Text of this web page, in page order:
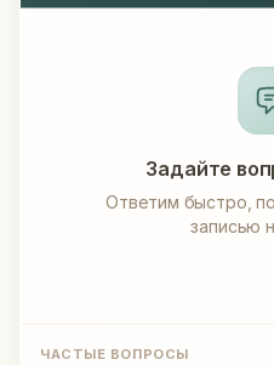
Задайте
Ответим быстро,
записью
ЧАСТЫЕ ВОПРОСЫ